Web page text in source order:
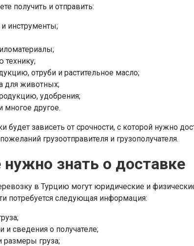
получить и отправить:
инструменты;
технику;
отруби и растительное масло;
для животных;
удобрения;
другое.
будет зависеть от срочности, с которой нужно
грузоотправителя и грузополучателя.
знать о доставке
в Турцию могут юридические и
потребуется следующая информация:
и сведения о получателе;
размеры груза;